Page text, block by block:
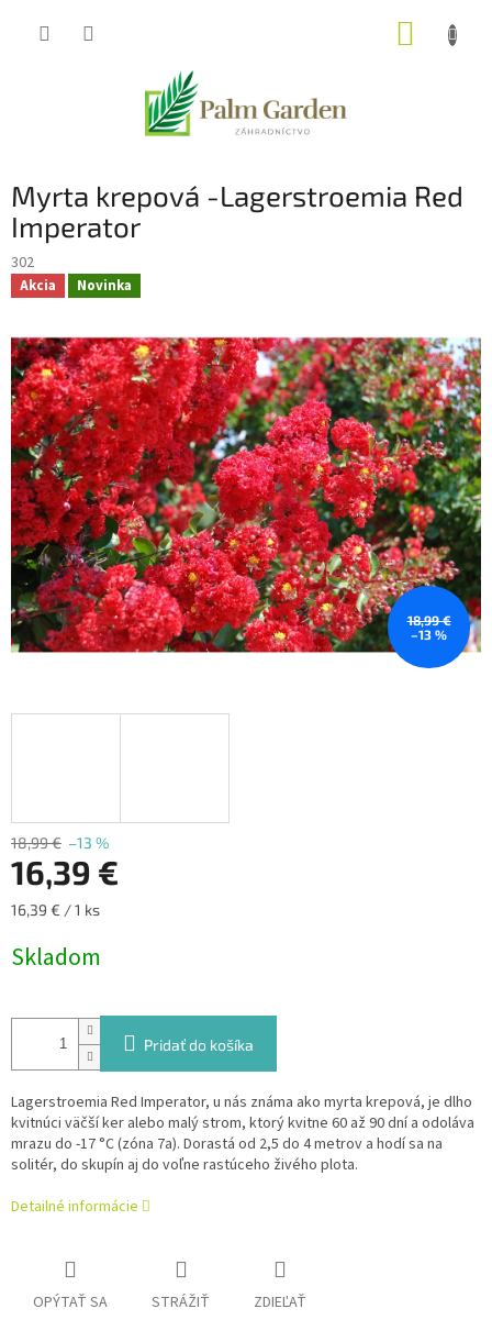
Myrta krepová -Lagerstroemia Red
Imperator
302
Akcia Novinka
18,99 €
–13 %
18,99 € –13 %
16,39 €
Jednotková
16,39 € / 1 ks
Skladom
Pridať do košíka
Lagerstroemia Red Imperator, u nás známa ako myrta krepová, je dlho
kvitnúci väčší ker alebo malý strom, ktorý kvitne 60 až 90 dní a odoláva
mrazu do -17 °C (zóna 7a). Dorastá od 2,5 do 4 metrov a hodí sa na
solitér, do skupín aj do voľne rastúceho živého plota.
Detailné informácie
OPÝTAŤ SA STRÁŽIŤ ZDIEĽAŤ